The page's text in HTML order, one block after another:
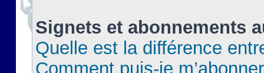
Signets et abonnements
Quelle est la différence
Comment puis-je